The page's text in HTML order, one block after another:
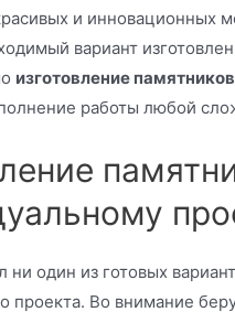
и инновационных
вариант
изготовление
работы любой
один из готовых
проекта. Во внимание